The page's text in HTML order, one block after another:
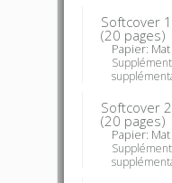
Softcover
(20 pages)
Papier: Mat
Softcover
(20 pages)
Papier: